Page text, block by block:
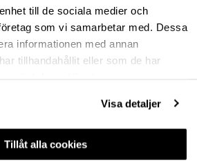
till de sociala medier och
som vi samarbetar med. Dessa
informationen med annan
tillhandahållit eller som de har
Visa detaljer
Tillåt alla cookies
i Sverige